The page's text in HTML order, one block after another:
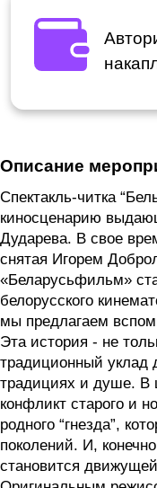
Описание
Спектакль-читка
киносценарию
Дударева. В свое
снятая Игорем
«Беларусьфильм»
белорусского
мы предлагаем
Эта история - не
традиционный уклад
традициях и душе. В
конфликт старого и
родного “гнезда”,
поколений. И,
становится